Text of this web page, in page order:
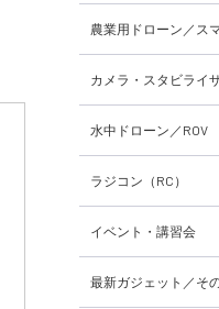
農業用ドローン／ス
カメラ・スタビライ
水中ドローン／ROV
ラジコン（RC）
イベント・講習会
最新ガジェット／そ